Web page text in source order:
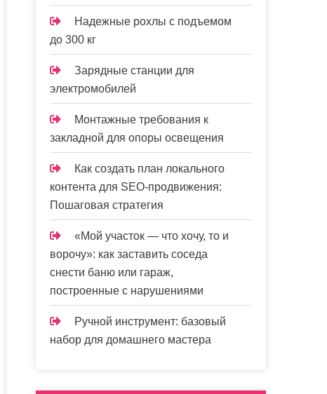
Надежные рохлы с подъемом
до 300 кг
Зарядные станции для
электромобилей
Монтажные требования к
закладной для опоры освещения
Как создать план локального
контента для SEO-продвижения:
Пошаговая стратегия
«Мой участок — что хочу, то и
ворочу»: как заставить соседа
снести баню или гараж,
построенные с нарушениями
Ручной инструмент: базовый
набор для домашнего мастера